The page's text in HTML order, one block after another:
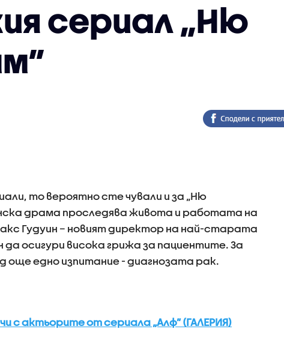
сериал „Ню
то вероятно сте чували и за „Ню
драма проследява живота и работата на
Гудуин – новият директор на най-старата
осигури висока грижа за пациентите. За
още едно изпитание - диагнозата рак.
с актьорите от сериала „Алф” (ГАЛЕРИЯ)